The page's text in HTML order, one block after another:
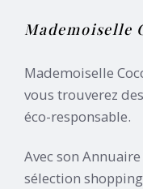
Mademoiselle
Mademoiselle
vous trouverez
éco-responsable.
Avec son
sélection